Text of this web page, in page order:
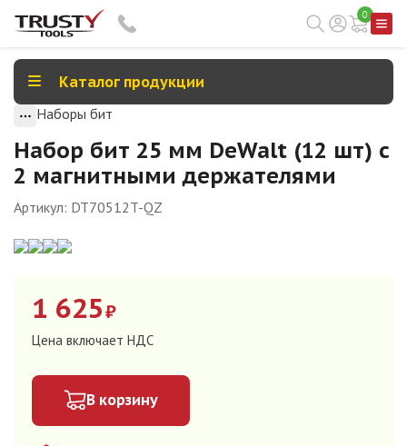
0
Каталог продукции
Наборы бит
Набор бит 25 мм DeWalt (12 шт) с
2 магнитными держателями
Артикул: DT70512T-QZ
1 625₽
Цена включает НДС
В корзину